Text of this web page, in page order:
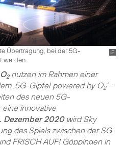
Übertragung, bei der 5G-
werden.
2nutzen im Rahmen einer
‚5G-Gipfel powered by O2‘ -
des neuen 5G-
innovative
Dezember 2020wird Sky
des Spiels zwischen der SG
FRISCH AUF! Göppingen in